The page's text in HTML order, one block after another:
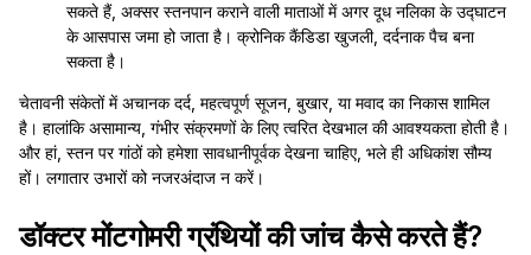
सकते हैं, अक्सर स्तनपान कराने वाली माताओं में अगर दूध नलिका के उद्घाटन
के आसपास जमा हो जाता है। क्रोनिक कैंडिडा खुजली, दर्दनाक पैच बना
सकता है।
चेतावनी संकेतों में अचानक दर्द, महत्वपूर्ण सूजन, बुखार, या मवाद का निकास शामिल
है। हालांकि असामान्य, गंभीर संक्रमणों के लिए त्वरित देखभाल की आवश्यकता होती है।
और हां, स्तन पर गांठों को हमेशा सावधानीपूर्वक देखना चाहिए, भले ही अधिकांश सौम्य
हों। लगातार उभारों को नजरअंदाज न करें।
डॉक्टर मोंटगोमरी ग्रंथियों की जांच कैसे करते हैं?